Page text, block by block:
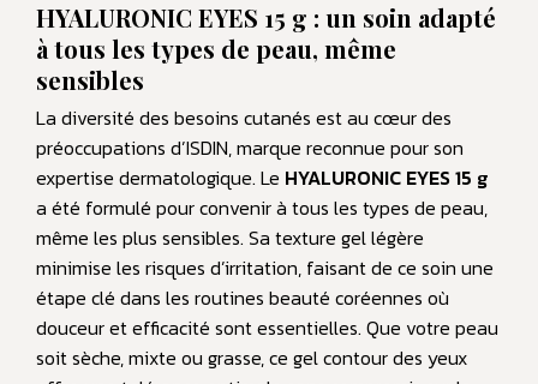
HYALURONIC EYES 15 g : un soin adapté
à tous les types de peau, même
sensibles
La diversité des besoins cutanés est au cœur des
préoccupations d’ISDIN, marque reconnue pour son
expertise dermatologique. Le HYALURONIC EYES 15 g
a été formulé pour convenir à tous les types de peau,
même les plus sensibles. Sa texture gel légère
minimise les risques d’irritation, faisant de ce soin une
étape clé dans les routines beauté coréennes où
douceur et efficacité sont essentielles. Que votre peau
soit sèche, mixte ou grasse, ce gel contour des yeux